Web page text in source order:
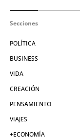
Secciones
POLÍTICA
BUSINESS
VIDA
CREACIÓN
PENSAMIENTO
VIAJES
+ECONOMÍA